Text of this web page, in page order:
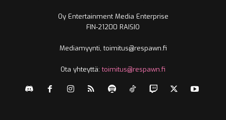
Oy Entertainment Media Enterprise
FIN-21200 RAISIO
Mediamyynti, toimitus@respawn.fi
Ota yhteyttä:toimitus@respawn.fi